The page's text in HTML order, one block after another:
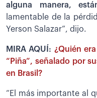
alguna manera,
lamentable de la
Yerson Salazar”, dijo.
MIRA AQUÍ: ¿Quién
“Piña”, señalado por
en Brasil?
“El más importante al